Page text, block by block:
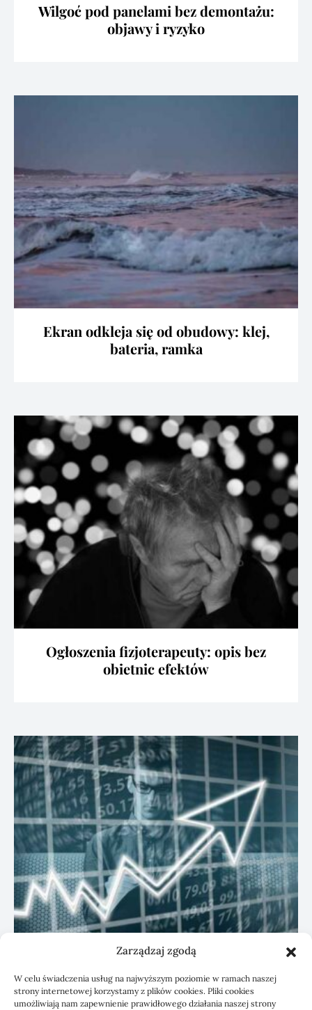
Zarządzaj zgodą
W celu świadczenia usług na najwyższym poziomie w ramach naszej
strony internetowej korzystamy z plików cookies. Pliki cookies
umożliwiają nam zapewnienie prawidłowego działania naszej strony
Wilgoć pod panelami bez demontażu:
objawy i ryzyko
Ekran odkleja się od obudowy: klej,
bateria, ramka
Ogłoszenia fizjoterapeuty: opis bez
obietnic efektów
KSeF: przygotowanie sp. z o.o. z biurem
rachunkowym